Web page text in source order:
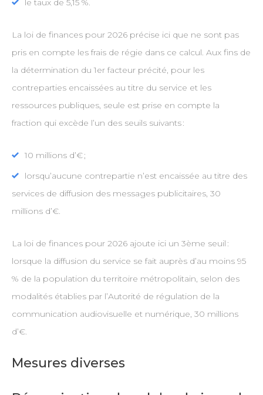
le taux de 5,15 %.
La loi de finances pour 2026 précise ici que ne sont pas
pris en compte les frais de régie dans ce calcul. Aux fins de
la détermination du 1er facteur précité, pour les
contreparties encaissées au titre du service et les
ressources publiques, seule est prise en compte la
fraction qui excède l’un des seuils suivants :
10 millions d’€ ;
lorsqu’aucune contrepartie n’est encaissée au titre des
services de diffusion des messages publicitaires, 30
millions d’€.
La loi de finances pour 2026 ajoute ici un 3ème seuil :
lorsque la diffusion du service se fait auprès d’au moins 95
% de la population du territoire métropolitain, selon des
modalités établies par l’Autorité de régulation de la
communication audiovisuelle et numérique, 30 millions
d’€.
Mesures diverses